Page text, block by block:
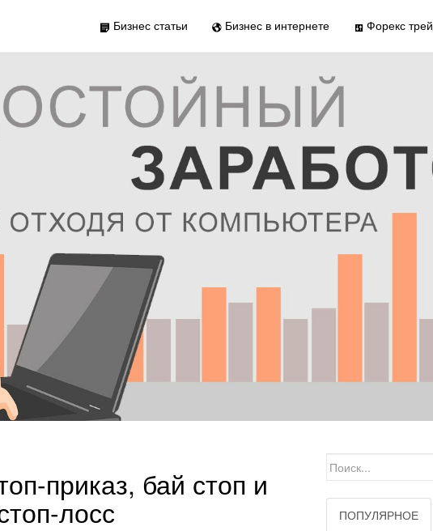
Бизнес статьи Бизнес в интернете Форекс
приказ, бай стоп и
лосс
Search for:
ПОПУЛЯРНОЕ